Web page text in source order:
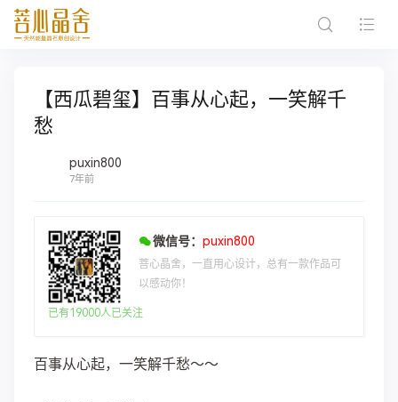
【西瓜碧玺】百事从心起，一笑解千
愁
puxin800
7年前
微信号： puxin800
菩心晶舍，一直用心设计，总有一款作品可
以感动你！
已有19000人已关注
百事从心起，一笑解千愁～～